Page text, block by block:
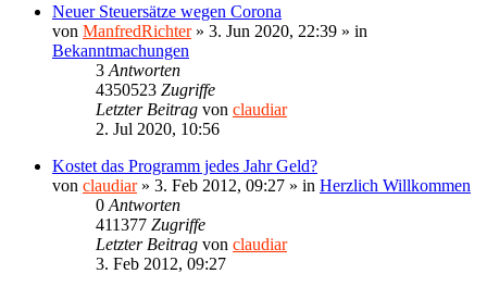
Neuer Steuersätze wegen Corona
von ManfredRichter» 3. Jun 2020, 22:39 » in
Bekanntmachungen
3 Antworten
4350523 Zugriffe
Letzter Beitrag von claudiar
2. Jul 2020, 10:56
Kostet das Programm jedes Jahr Geld?
von claudiar» 3. Feb 2012, 09:27 » in Herzlich Willkommen
0 Antworten
411377 Zugriffe
Letzter Beitrag von claudiar
3. Feb 2012, 09:27